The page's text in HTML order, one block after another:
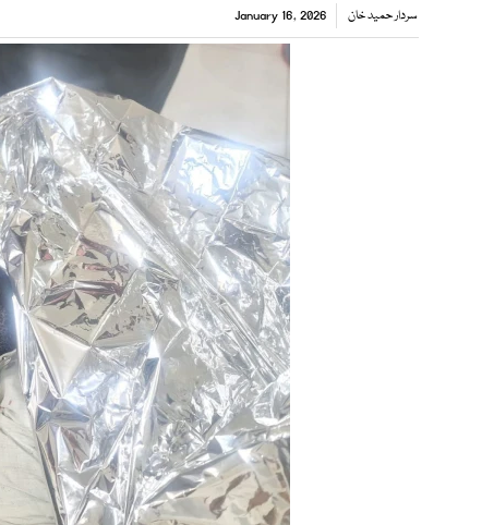
سردار حمید خان January 16, 2026